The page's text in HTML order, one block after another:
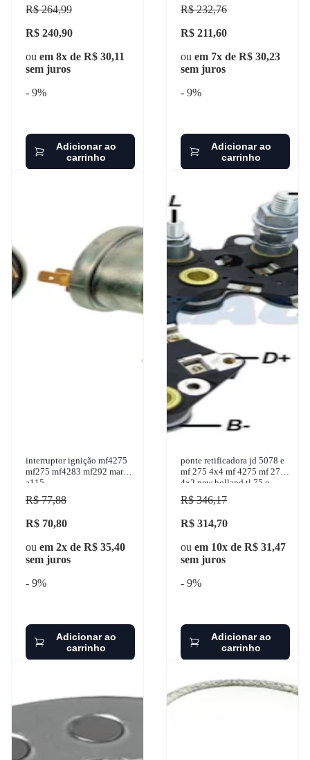
R$ 264,99
R$ 240,90
ou em 8x de R$ 30,11
sem juros
- 9%
Adicionar ao
carrinho
R$ 232,76
R$ 211,60
ou em 7x de R$ 30,23
sem juros
- 9%
Adicionar ao
carrinho
interruptor ignição mf4275
mf275 mf4283 mf292 marzu
a115
R$ 77,88
R$ 70,80
ou em 2x de R$ 35,40
sem juros
- 9%
Adicionar ao
carrinho
ponte retificadora jd 5078 e
mf 275 4x4 mf 4275 mf 275
4x2 new holland tl 75 e
1942-2017 gauss -
R$ 346,17
R$ 314,70
ou em 10x de R$ 31,47
sem juros
- 9%
Adicionar ao
carrinho